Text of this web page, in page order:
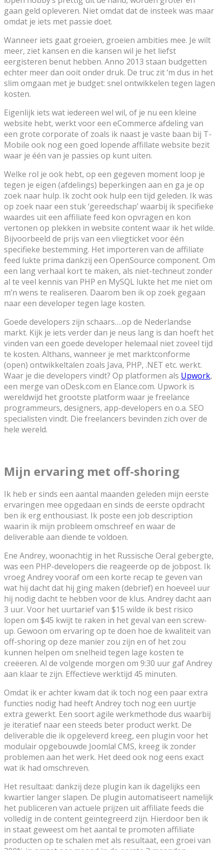
gaan geld opleveren. Niet omdat dat de insteek was maar
omdat je iets met passie doet.
Wanneer iets gaat groeien, groeien ambities mee. Je wilt
meer, ziet kansen en die kansen wil je het liefst
eergisteren benut hebben. Anno 2013 staan budgetten
echter meer dan ooit onder druk. De truc zit ‘m dus in het
slim omgaan met je budget: snel ontwikkelen tegen lagen
kosten.
Eigenlijk iets wat iedereen wel wil, of je nu een kleine
website hebt, werkt voor een eCommerce afdeling van
een grote corporate of zoals ik naast je vaste baan bij T-
Mobile ook nog een goed lopende affillate website bezit
waar je één van je passies op kunt uiten.
Welke rol je ook hebt, op een gegeven moment loop je
tegen je eigen (afdelings) beperkingen aan en ga je op
zoek naar hulp. Ik zocht ook hulp een tijd geleden. Ik was
op zoek naar een stuk ‘gereedschap’ waarbij ik specifieke
waardes uit een affiliate feed kon opvragen en kon
vertonen op plekken in website content waar ik het wilde.
Bijvoorbeeld de prijs van een vliegticket voor één
specifieke bestemming. Het importeren van de affiliate
feed lukte prima dankzij een OpenSource component. Om
een lang verhaal kort te maken, als niet-techneut zonder
al te veel kennis van PHP en MySQL lukte het me niet om
m’n wens te realiseren. Daarom ben ik op zoek gegaan
naar een developer tegen lage kosten.
Goede developers zijn schaars….op de Nederlandse
markt. Kijk je iets verder dan je neus lang is dan hoeft het
vinden van een goede developer helemaal niet zoveel tijd
te kosten. Althans, wanneer je met marktconforme
(open) ontwikkeltalen zoals Java, PHP, .NET etc. werkt.
Waar je die developers vindt? Op platformen als Upwork,
een merge van oDesk.com en Elance.com. Upwork is
wereldwijd het grootste platform waar je freelance
programmeurs, designers, app-developers en o.a. SEO
specialisten vindt. Die freelancers bevinden zich over de
hele wereld.
Mijn ervaring met off-shoring
Ik heb er sinds een aantal maanden geleden mijn eerste
ervaringen mee opgedaan en sinds de eerste opdracht
ben ik erg enthousiast. Ik poste een job description
waarin ik mijn probleem omschreef en waar de
deliverable aan diende te voldoen.
Ene Andrey, woonachtig in het Russische Oeral gebergte,
was een PHP-developers die reageerde op de jobpost. Ik
vroeg Andrey vooraf om een korte recap te geven van
wat hij dacht dat hij ging maken (debrief) en hoeveel uur
hij nodig dacht te hebben voor de klus. Andrey dacht aan
3 uur. Voor het uurtarief van $15 wilde ik best risico
lopen om $45 kwijt te raken in het geval van een screw-
up. Gewoon om ervaring op te doen hoe de kwaliteit van
off-shoring op deze manier zou zijn en of het zou
kunnen helpen om snelheid tegen lage kosten te
creëeren. Al de volgende morgen om 9:30 uur gaf Andrey
aan klaar te zijn. Effectieve werktijd 45 minuten.
Omdat ik er achter kwam dat ik toch nog een paar extra
functies nodig had heeft Andrey toch nog een uurtje
extra gewerkt. Een soort agile werkmethode dus waarbij
je iteratief naar een steeds beter product werkt. De
deliverable die ik opgeleverd kreeg, een plugin voor het
modulair opgebouwde Joomla! CMS, kreeg ik zonder
problemen aan het werk. Het deed ook nog eens exact
wat ik had omschreven.
Het resultaat: dankzij deze plugin kan ik dagelijks een
kwartier langer slapen. De plugin automatiseert namelijk
het publiceren van actuele prijzen uit affiliate feeds die
volledig in de content geïntegreerd zijn. Hierdoor ben ik
in staat geweest om het aantal te promoten affiliate
producten op te schalen met als resultaat, een groei van